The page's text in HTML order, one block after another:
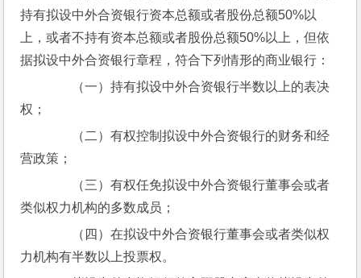
持有拟设中外合资银行资本总额或者股份总额50%以
上，或者不持有资本总额或者股份总额50%以上，但依
据拟设中外合资银行章程，符合下列情形的商业银行：
（一）持有拟设中外合资银行半数以上的表决
权；
（二）有权控制拟设中外合资银行的财务和经
营政策；
（三）有权任免拟设中外合资银行董事会或者
类似权力机构的多数成员；
（四）在拟设中外合资银行董事会或者类似权
力机构有半数以上投票权。